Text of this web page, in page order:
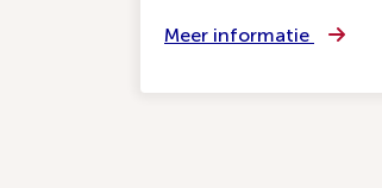
Meer informatie